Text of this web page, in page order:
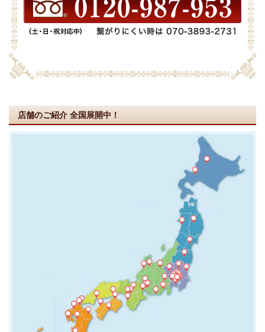
店舗のご紹介 全国展開中！